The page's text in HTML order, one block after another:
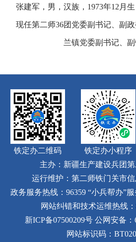
张建军，男，汉族，1973年12月
现任第二师36团党委副书记、副
兰镇党委副书记、副
铁定办二维码 铁定办小程序
主办：新疆生产建设兵团
运行维护：第二师铁门关市
政务服务热线：96359 “小兵帮办”
网站纠错和技术运维热线：
新ICP备07500209号 公网安备：
网站标识码：